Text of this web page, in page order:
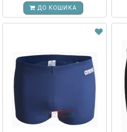
ДО КОШИКА